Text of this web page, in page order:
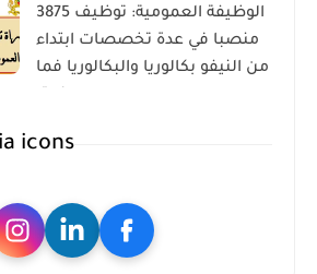
الوظيفة العمومية: توظيف 3875
منصبا في عدة تخصصات ابتداء
من النيفو بكالوريا والبكالوريا فما
icons